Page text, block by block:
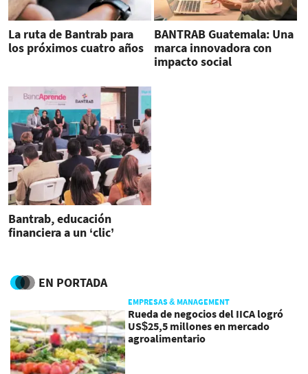
La ruta de Bantrab para
los próximos cuatro años
BANTRAB Guatemala: Una
marca innovadora con
impacto social
Bantrab, educación
financiera a un ‘clic’
EN PORTADA
EMPRESAS & MANAGEMENT
Rueda de negocios del IICA logró
US$25,5 millones en mercado
agroalimentario